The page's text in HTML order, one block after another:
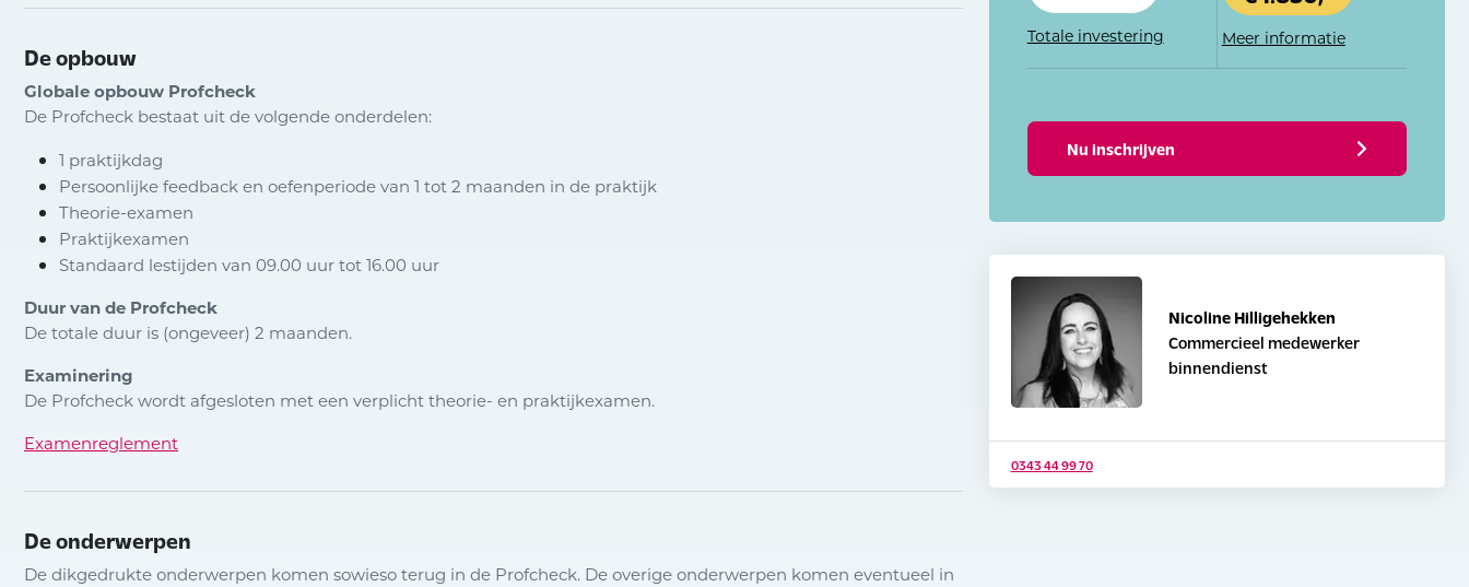
De opbouw
Globale opbouw Profcheck
De Profcheck bestaat uit de volgende onderdelen:
1 praktijkdag
Persoonlijke feedback en oefenperiode van 1 tot 2 maanden in de praktijk
Theorie-examen
Praktijkexamen
Standaard lestijden van 09.00 uur tot 16.00 uur
Duur van de Profcheck
De totale duur is (ongeveer) 2 maanden.
Examinering
De Profcheck wordt afgesloten met een verplicht theorie- en praktijkexamen.
Examenreglement
De onderwerpen
De dikgedrukte onderwerpen komen sowieso terug in de Profcheck. De overige onderwerpen komen eventueel in
Totale investering Meer informatie
Nu inschrijven
Nicoline Hilligehekken
Commercieel medewerker
binnendienst
0343 44 99 70